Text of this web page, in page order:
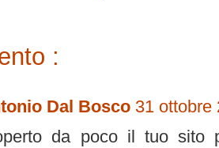
:
Dal Bosco 31 ottobre
da poco il tuo sito